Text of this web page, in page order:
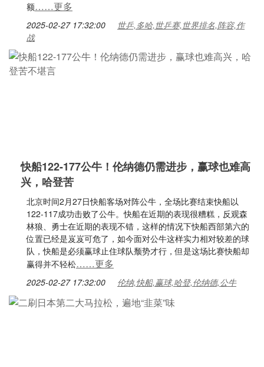
额……更多
2025-02-27 17:32:00
世乒,多哈,世乒赛,世界排名,阵容,作
战
快船122-177公牛！伦纳德仍需进步，赢球也难高
兴，哈登苦
北京时间2月27日快船客场对阵公牛，全场比赛结束快船以
122-117成功击败了公牛。快船在近期的表现很糟糕，反观森
林狼、勇士在近期的表现不错，这样的情况下快船西部第六的
位置已经是岌岌可危了，如今面对公牛这样实力相对较差的球
队，快船是必须赢球止住球队颓势才行，但是这场比赛快船却
赢得并不轻松……更多
2025-02-27 17:32:00 伦纳,快船,赢球,哈登,伦纳德,公牛